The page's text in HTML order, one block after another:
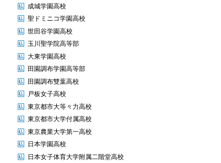
成城学園高校
聖ドミニコ学園高校
世田谷学園高校
玉川聖学院高等部
大東学園高校
田園調布学園高等部
田園調布雙葉高校
戸板女子高校
東京都市大等々力高校
東京都市大学付属高校
東京農業大学第一高校
日本学園高校
日本女子体育大学附属二階堂高校